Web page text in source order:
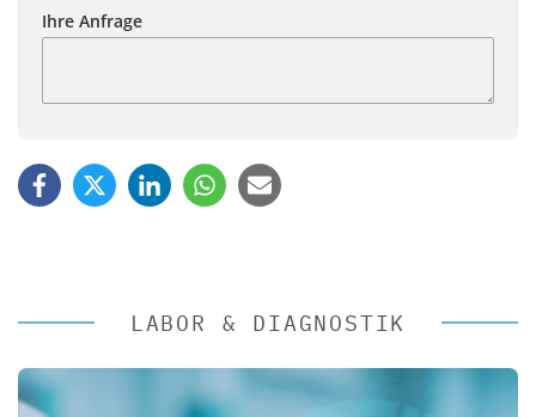
Ihre Anfrage
LABOR & DIAGNOSTIK